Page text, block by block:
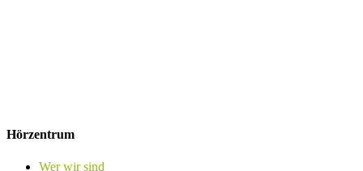
Hörzentrum
Wer wir sind